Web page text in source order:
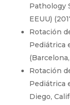
Pathology
EEUU)
Rotación
Pediátrica
Rotación
Pediátrica
Diego,